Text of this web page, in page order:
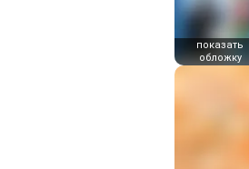
показать
обложку